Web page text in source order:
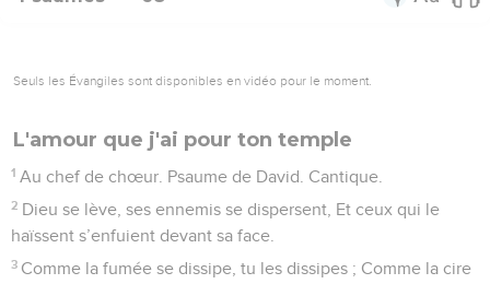
Seuls les Évangiles sont disponibles en vidéo pour le moment.
L'amour que j'ai pour ton temple
1 Au chef de chœur. Psaume de David. Cantique.
2 Dieu se lève, ses ennemis se dispersent, Et ceux qui le
haïssent s’enfuient devant sa face.
3 Comme la fumée se dissipe, tu les dissipes ; Comme la cire